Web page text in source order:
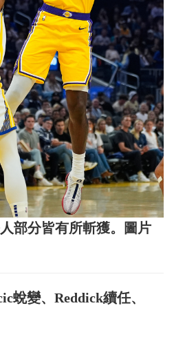
部分皆有所斬獲。圖片
蛻變、Reddick續任、